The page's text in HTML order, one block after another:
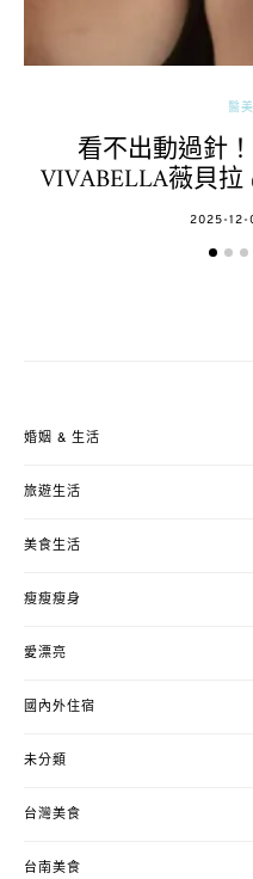
醫
看不出動過針
VIVABELLA薇貝
POSTED
2025-12-
婚姻 & 生活
旅遊生活
美食生活
瘦瘦瘦身
愛漂亮
國內外住宿
未分類
台灣美食
台南美食